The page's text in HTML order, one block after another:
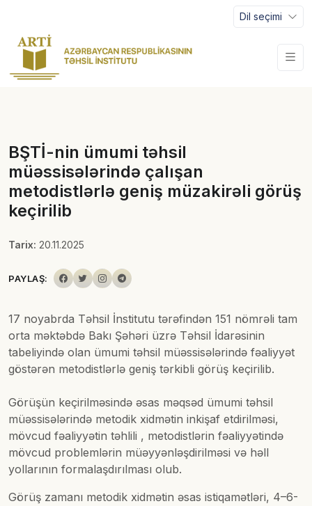
Dil seçimi
BŞTİ-nin ümumi təhsil
müəssisələrində çalışan
metodistlərlə geniş müzakirəli görüş
keçirilib
Tarix: 20.11.2025
PAYLAŞ:
17 noyabrda Təhsil İnstitutu tərəfindən 151 nömrəli tam
orta məktəbdə Bakı Şəhəri üzrə Təhsil İdarəsinin
tabeliyində olan ümumi təhsil müəssisələrində fəaliyyət
göstərən metodistlərlə geniş tərkibli görüş keçirilib.
Görüşün keçirilməsində əsas məqsəd ümumi təhsil
müəssisələrində metodik xidmətin inkişaf etdirilməsi,
mövcud fəaliyyətin təhlili , metodistlərin fəaliyyətində
mövcud problemlərin müəyyənləşdirilməsi və həll
yollarının formalaşdırılması olub.
Görüş zamanı metodik xidmətin əsas istiqamətləri, 4–6-